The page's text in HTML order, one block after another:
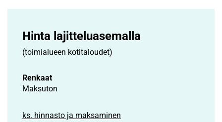
Hinta lajittelu­asemalla
(toimialueen kotitaloudet)
Renkaat
Maksuton
ks. hinnasto ja maksaminen